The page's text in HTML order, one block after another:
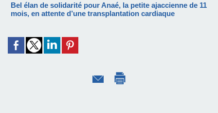
Bel élan de solidarité pour Anaé, la petite ajaccienne de 11
mois, en attente d’une transplantation cardiaque